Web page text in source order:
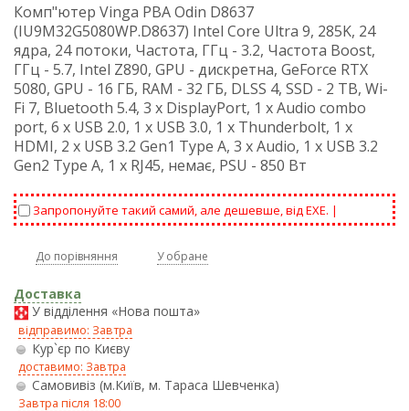
Комп"ютер Vinga PBA Odin D8637
(IU9M32G5080WP.D8637) Intel Core Ultra 9, 285K, 24
ядра, 24 потоки, Частота, ГГц - 3.2, Частота Boost,
ГГц - 5.7, Intel Z890, GPU - дискретна, GeForce RTX
5080, GPU - 16 ГБ, RAM - 32 ГБ, DLSS 4, SSD - 2 TB, Wi-
Fi 7, Bluetooth 5.4, 3 x DisplayPort, 1 х Audio combo
port, 6 x USB 2.0, 1 x USB 3.0, 1 х Thunderbolt, 1 х
HDMI, 2 x USB 3.2 Gen1 Type A, 3 x Audio, 1 x USB 3.2
Gen2 Type А, 1 x RJ45, немає, PSU - 850 Вт
Запропонуйте такий самий, але дешевше, від EXE. |
До порівняння У обране
Доставка
У відділення «Нова пошта»
відправимо: Завтра
Кур`єр по Києву
доставимо: Завтра
Самовивіз (м.Київ, м. Тараса Шевченка)
Завтра після 18:00